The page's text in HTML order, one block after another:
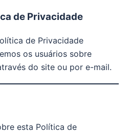
de Privacidade
de Privacidade
os usuários sobre
do site ou por e-mail.
esta Política de